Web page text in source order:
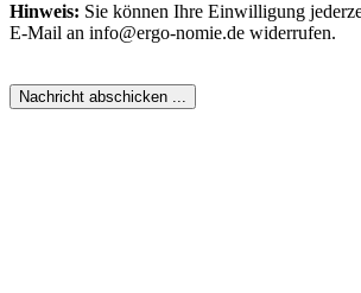
Hinweis: Sie können Ihre Einwilligung
E-Mail an info@ergo-nomie.de widerrufen.